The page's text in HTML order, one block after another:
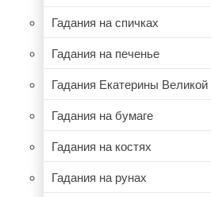
Гадания на спичках
Гадания на печенье
Гадания Екатерины Великой
Гадания на бумаге
Гадания на костях
Гадания на рунах